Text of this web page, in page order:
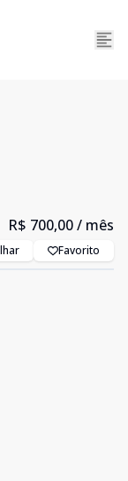
R$ 700,00/ mês
Favorito